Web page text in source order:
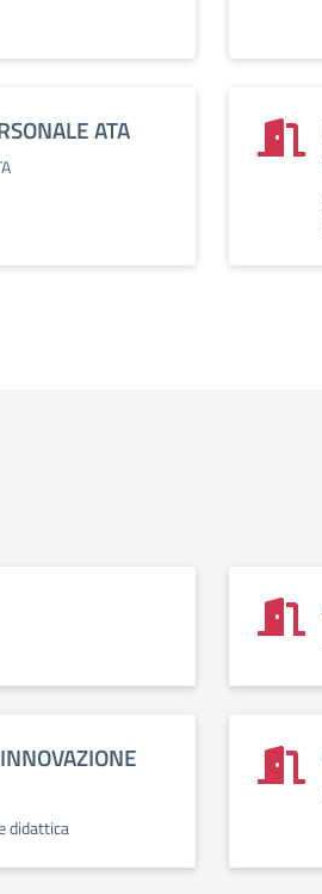
ATA
didattica